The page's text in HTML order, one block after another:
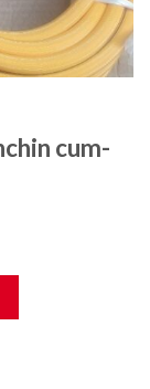
cum-
lượng